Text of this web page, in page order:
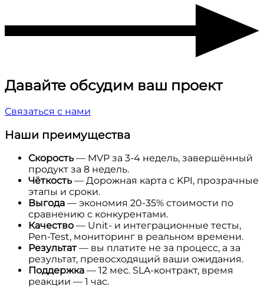
Давайте обсудим ваш проект
Связаться с нами
Наши преимущества
Скорость — MVP за 3-4 недель, завершённый
продукт за 8 недель.
Чёткость — Дорожная карта с KPI, прозрачные
этапы и сроки.
Выгода — экономия 20-35% стоимости по
сравнению с конкурентами.
Качество — Unit‑ и интеграционные тесты,
Pen‑Test, мониторинг в реальном времени.
Результат— вы платите не за процесс, а за
результат, превосходящий ваши ожидания.
Поддержка — 12 мес. SLA‑контракт, время
реакции — 1 час.